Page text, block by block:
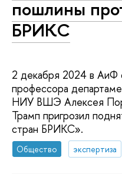
пошлины
БРИКС
2 декабря 2024 в АиФ
профессора
НИУ ВШЭ Алексея
Трамп пригрозил
стран БРИКС».
Общество экспертиза